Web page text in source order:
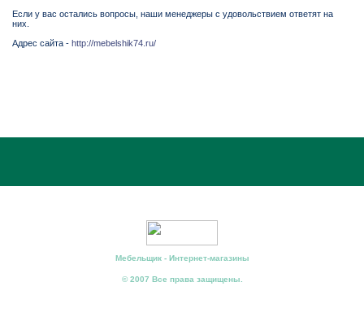
Если у вас остались вопросы, наши менеджеры с удовольствием ответят на
них.
Адрес сайта - http://mebelshik74.ru/
Мебельщик - Интернет-магазины
© 2007 Все права защищены.